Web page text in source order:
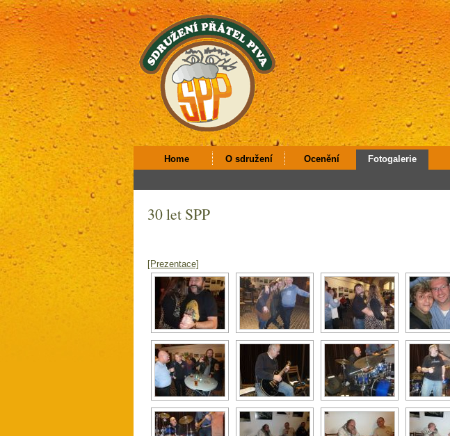
Home O sdružení Ocenění Fotogalerie
30 let SPP
[Prezentace]